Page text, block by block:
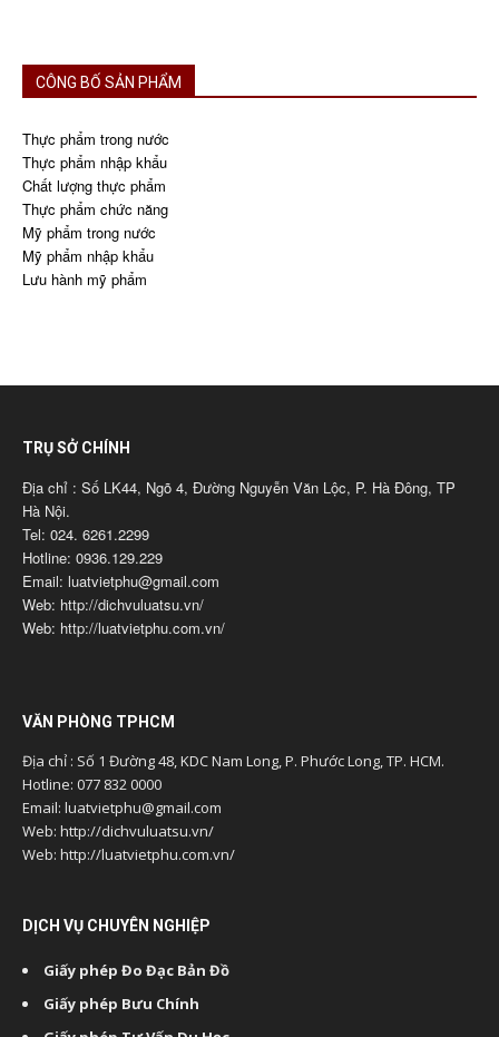
CÔNG BỐ SẢN PHẨM
Thực phẩm trong nước
Thực phẩm nhập khẩu
Chất lượng thực phẩm
Thực phẩm chức năng
Mỹ phẩm trong nước
Mỹ phẩm nhập khẩu
Lưu hành mỹ phẩm
TRỤ SỞ CHÍNH
Địa chỉ : Số LK44, Ngõ 4, Đường Nguyễn Văn Lộc, P. Hà Đông, TP
Hà Nội.
Tel: 024. 6261.2299
Hotline: 0936.129.229
Email: luatvietphu@gmail.com
Web: http://dichvuluatsu.vn/
Web: http://luatvietphu.com.vn/
VĂN PHÒNG TPHCM
Địa chỉ : Số 1 Đường 48, KDC Nam Long, P. Phước Long, TP. HCM.
Hotline: 077 832 0000
Email: luatvietphu@gmail.com
Web: http://dichvuluatsu.vn/
Web: http://luatvietphu.com.vn/
DỊCH VỤ CHUYÊN NGHIỆP
Giấy phép Đo Đạc Bản Đồ
Giấy phép Bưu Chính